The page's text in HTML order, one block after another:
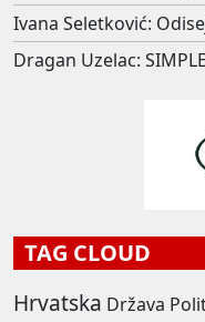
Ivana Seletković:
Dragan Uzelac:
TAG CLOUD
Hrvatska Država